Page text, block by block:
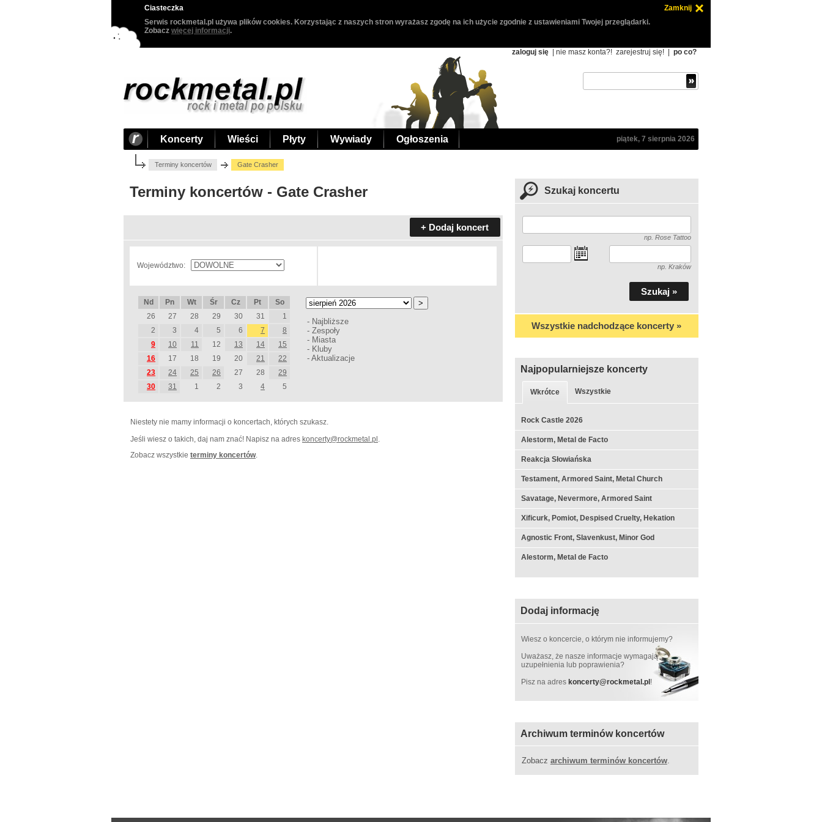
Ciasteczka
Zamknij
Serwis rockmetal.pl używa plików cookies. Korzystając z naszych stron wyrażasz zgodę na ich użycie zgodnie z ustawieniami Twojej przeglądarki.
Zobacz więcej informacji.
zaloguj się | nie masz konta?! zarejestruj się! po co?
Koncerty Wieści Płyty Wywiady Ogłoszenia piątek, 7 sierpnia 2026
Terminy koncertów Gate Crasher
Terminy koncertów - Gate Crasher
+ Dodaj koncert
Województwo:
Nd Pn Wt Śr Cz Pt
So
26
27 28 29 30 31
1
2
3 4 5 6 7
8
9
10 11 12 13 14
15
16
17 18 19 20 21
22
23
24 25 26 27 28
29
30
31 1 2 3 4 5
- Najbliższe
- Zespoły
- Miasta
- Kluby
- Aktualizacje
Niestety nie mamy informacji o koncertach, których szukasz.
Jeśli wiesz o takich, daj nam znać! Napisz na adres koncerty@rockmetal.pl .
Zobacz wszystkie terminy koncertów.
Szukaj koncertu
np. Rose Tattoo
np. Kraków
Wszystkie nadchodzące koncerty »
Najpopularniejsze koncerty
Wkrótce Wszystkie
Rock Castle 2026
Alestorm, Metal de Facto
Reakcja Słowiańska
Testament, Armored Saint, Metal Church
Savatage, Nevermore, Armored Saint
Xificurk, Pomiot, Despised Cruelty, Hekation
Agnostic Front, Slavenkust, Minor God
Alestorm, Metal de Facto
Dodaj informację
Wiesz o koncercie, o którym nie informujemy?
Uważasz, że nasze informacje wymagają
uzupełnienia lub poprawienia?
Pisz na adres koncerty@rockmetal.pl!
Archiwum terminów koncertów
Zobacz archiwum terminów koncertów.